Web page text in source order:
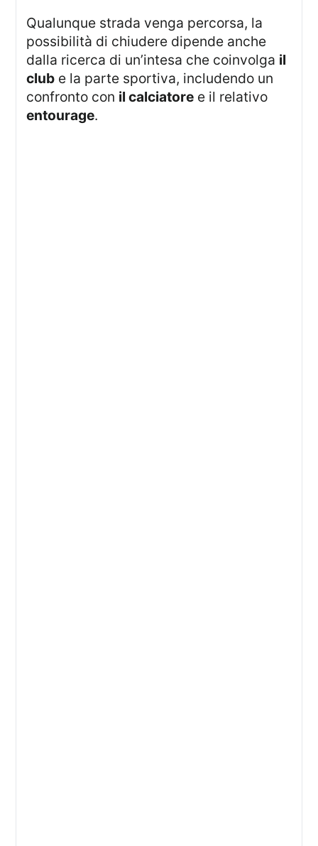
Qualunque strada venga percorsa, la
possibilità di chiudere dipende anche
dalla ricerca di un’intesa che coinvolga il
club e la parte sportiva, includendo un
confronto con il calciatore e il relativo
entourage.